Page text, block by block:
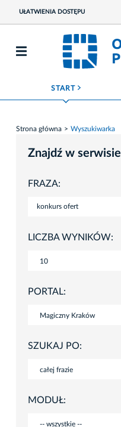
UŁATWIENIA DOSTĘPU
START ROZWIŃ MENU
Strona główna Wyszukiwarka
Znajdź w serwisie
FRAZA:
LICZBA WYNIKÓW:
PORTAL:
SZUKAJ PO:
MODUŁ: